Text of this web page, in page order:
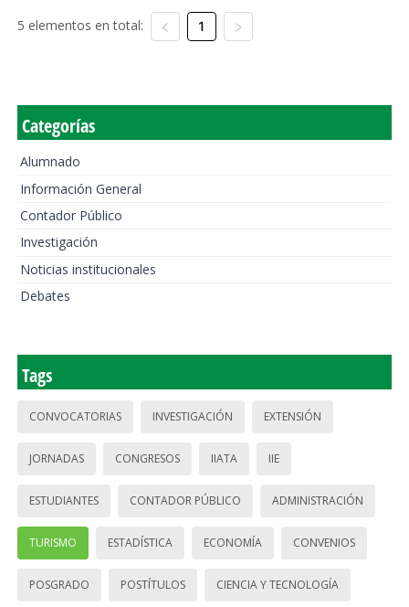
5 elementos en total: 1
Categorías
Alumnado
Información General
Contador Público
Investigación
Noticias institucionales
Debates
Tags
CONVOCATORIAS INVESTIGACIÓN EXTENSIÓN
JORNADAS CONGRESOS IIATA IIE
ESTUDIANTES CONTADOR PÚBLICO ADMINISTRACIÓN
TURISMO ESTADÍSTICA ECONOMÍA CONVENIOS
POSGRADO POSTÍTULOS CIENCIA Y TECNOLOGÍA